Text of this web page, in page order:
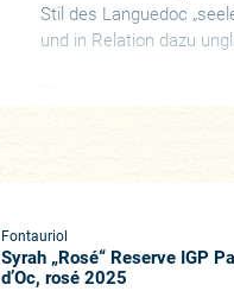
Stil des Languedoc
und in Relation dazu
PS: Fontauriol
Fontauriol
Syrah „Rosé“ Reserve IGP
d’Oc, rosé 2025